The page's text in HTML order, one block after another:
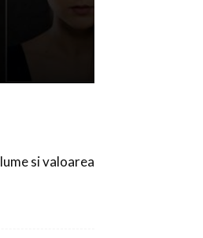
si valoarea